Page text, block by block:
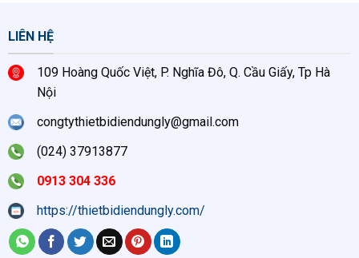
LIÊN HỆ
109 Hoàng Quốc Việt, P. Nghĩa Đô, Q. Cầu Giấy, Tp Hà
Nội
congtythietbidiendungly@gmail.com
(024) 37913877
0913 304 336
https://thietbidiendungly.com/